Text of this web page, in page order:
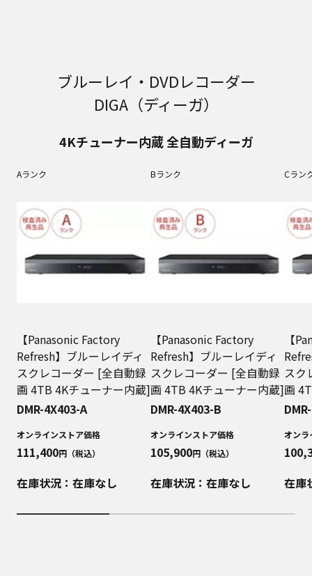
ブルーレイ・DVDレコーダー
DIGA（ディーガ）
4Kチューナー内蔵 全自動ディーガ
Aランク
【Panasonic Factory
Refresh】ブルーレイディ
スクレコーダー [全自動録
画 4TB 4Kチューナー内蔵]
DMR-4X403-A
オンラインストア価格
111,400円（税込）
在庫状況：在庫なし
Bランク
【Panasonic Factory
Refresh】ブルーレイディ
スクレコーダー [全自動録
画 4TB 4Kチューナー内蔵]
DMR-4X403-B
オンラインストア価格
105,900円（税込）
在庫状況：在庫なし
Cラン
【
スク
画
オンラ
在庫